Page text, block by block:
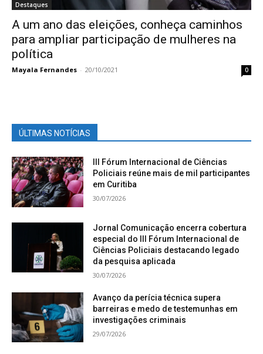
Destaques
A um ano das eleições, conheça caminhos
para ampliar participação de mulheres na
política
Mayala Fernandes - 20/10/2021 0
ÚLTIMAS NOTÍCIAS
III Fórum Internacional de Ciências
Policiais reúne mais de mil participantes
em Curitiba
30/07/2026
Jornal Comunicação encerra cobertura
especial do III Fórum Internacional de
Ciências Policiais destacando legado
da pesquisa aplicada
30/07/2026
Avanço da perícia técnica supera
barreiras e medo de testemunhas em
investigações criminais
29/07/2026